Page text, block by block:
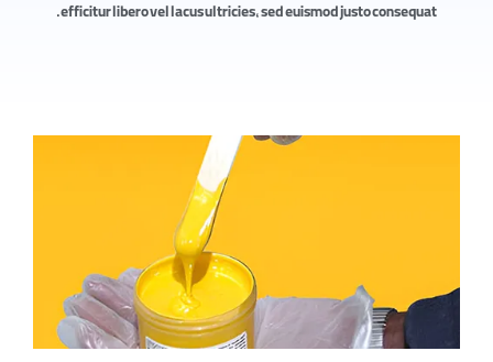
efficitur libero vel lacus ultricies, sed euismod justo consequat.